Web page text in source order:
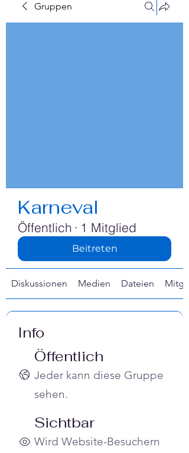
Gruppen
Karneval
Öffentlich · 1 Mitglied
Beitreten
Diskussionen Medien Dateien
Info
Öffentlich
Jeder kann diese Gruppe
sehen.
Sichtbar
Wird Website-Besuchern